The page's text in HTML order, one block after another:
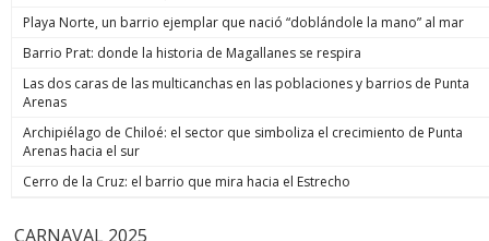
de estos enormes avances en números hay una familia que
hoy está más tranquila”, afirmó. Luego, el jefe de Estado
anunció un paso adicional para recuperar la seguridad y
todos los que buscan destruir nuestra sociedad. Seremos
implacables. No habrá excusas ni treguas“. El Presidente
anunció que su gobierno dará un paso adicional para
recuperar la seguridad, tal como se comprometió en
campaña, y aseguró que van a “perseguir, capturar, juzgar y
condenar a todos los que buscan destruir nuestra sociedad”.
indicó.
Playa Norte, un barrio ejemplar que nació “doblándole la mano” al mar
Barrio Prat: donde la historia de Magallanes se respira
Las dos caras de las multicanchas en las poblaciones y barrios de Punta
Arenas
Archipiélago de Chiloé: el sector que simboliza el crecimiento de Punta
Arenas hacia el sur
Cerro de la Cruz: el barrio que mira hacia el Estrecho
CARNAVAL 2025